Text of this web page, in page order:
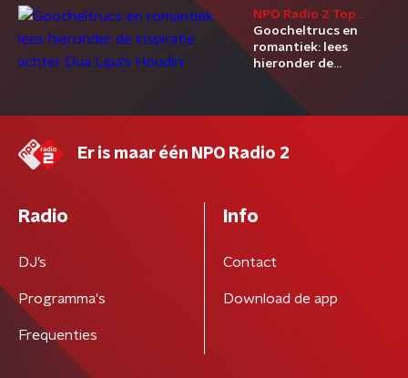
uitvoeringen tot
nu toe
NPO Radio 2 Top
2000
Goocheltrucs en
romantiek: lees
hieronder de
inspiratie achter Dua
Lipa’s Houdini
Er is maar één NPO Radio 2
Radio
DJ’s
Programma's
Frequenties
Info
Contact
Download de app